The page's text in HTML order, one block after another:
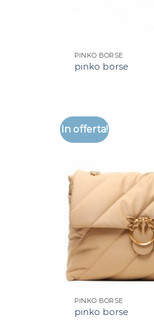
PINKO BORSE
pinko borse
In offerta!
PINKO BORSE
pinko borse